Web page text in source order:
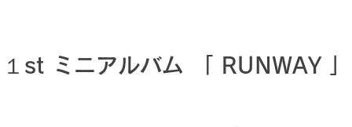
１st ミニアルバム 「 RUNWAY 」